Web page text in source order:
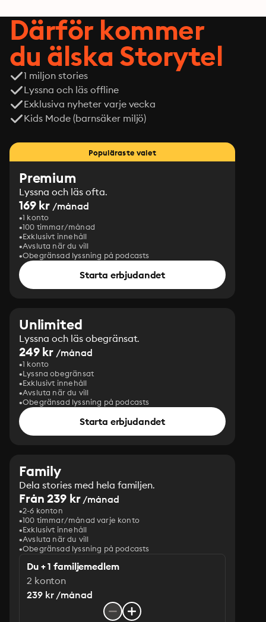
Därför kommer
du älska Storytel
1 miljon stories
Lyssna och läs offline
Exklusiva nyheter varje vecka
Kids Mode (barnsäker miljö)
Populäraste valet
Premium
Lyssna och läs ofta.
169 kr /månad
1 konto
100 timmar/månad
Exklusivt innehåll
Avsluta när du vill
Obegränsad lyssning på podcasts
Starta erbjudandet
Unlimited
Lyssna och läs obegränsat.
249 kr /månad
1 konto
Lyssna obegränsat
Exklusivt innehåll
Avsluta när du vill
Obegränsad lyssning på podcasts
Starta erbjudandet
Family
Dela stories med hela familjen.
Från 239 kr/månad
2-6 konton
100 timmar/månad varje konto
Exklusivt innehåll
Avsluta när du vill
Obegränsad lyssning på podcasts
Du + 1 familjemedlem
2 konton
239 kr /månad